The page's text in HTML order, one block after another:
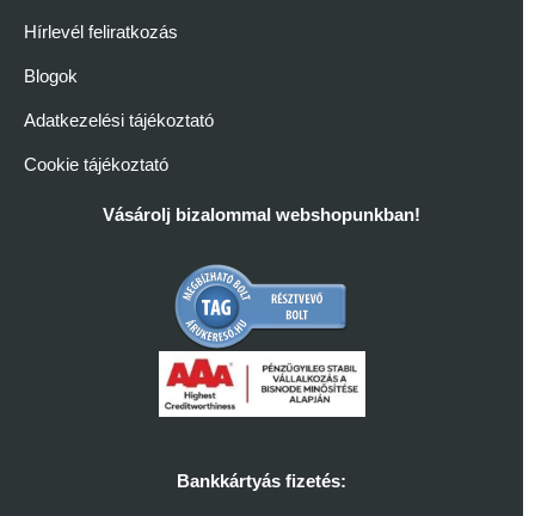
Hírlevél feliratkozás
Blogok
Adatkezelési tájékoztató
Cookie tájékoztató
Vásárolj bizalommal webshopunkban!
Bankkártyás fizetés: